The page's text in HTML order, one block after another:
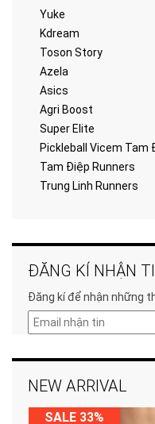
Yuke
Kdream
Toson Story
Azela
Asics
Agri Boost
Super Elite
Pickleball Vicem Tam
Tam Điệp Runners
Trung Linh Runners
ĐĂNG KÍ NHẬN
Đăng kí để nhận những
NEW ARRIVAL
SALE 33%